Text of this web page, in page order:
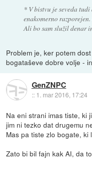
* V bistvu je seveda
enakomerno
Ali bo sam služil denar
Problem je, ker potem
bogataševe dobre volje -
GenZNPC
:: 1. mar 2016, 17:24
Na eni strani imas tiste, ki
jim ni tezko dat drugemu
Mas pa tiste zlo bogate,
Zato bi bil fajn kak AI, da